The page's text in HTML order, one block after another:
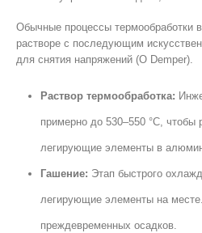
Обычные процессы термообработки
растворе с последующим
для снятия напряжений (O Demper).
Раствор термообработка:
примерно до 530–550 °C, чтобы
легирующие элементы в
Гашение: Этап быстрого
легирующие элементы на
преждевременных осадков.